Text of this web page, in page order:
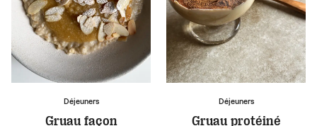
Déjeuners
Gruau façon
Déjeuners
Gruau protéiné